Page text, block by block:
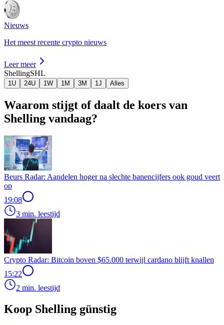
Nieuws
Het meest recente crypto nieuws
Leer meer
ShellingSHL
1U 24U 1W 1M 3M 1J Alles
Waarom stijgt of daalt de koers van
Shelling vandaag?
Beurs Radar: Aandelen hoger na slechte banencijfers ook goud veert
op
19:08
3 min. leestijd
Crypto Radar: Bitcoin boven $65.000 terwijl cardano blijft knallen
15:22
2 min. leestijd
Koop Shelling günstig